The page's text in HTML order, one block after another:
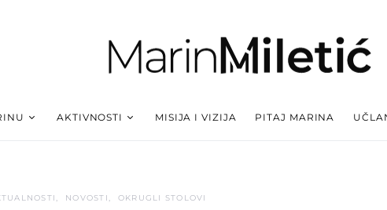
AKTIVNOSTI MISIJA I VIZIJA PITAJ MARINA
NOVOSTI OKRUGLI STOLOVI